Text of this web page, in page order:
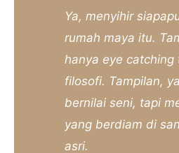
Ya, menyihir
rumah maya itu.
hanya eye catching
filosofi. Tampilan,
bernilai seni, tapi
yang berdiam di
asri.